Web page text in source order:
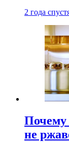
2 года
Почему
не